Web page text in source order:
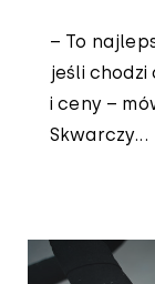
– To
jeśli chodzi
i ceny –
Skwarczy...